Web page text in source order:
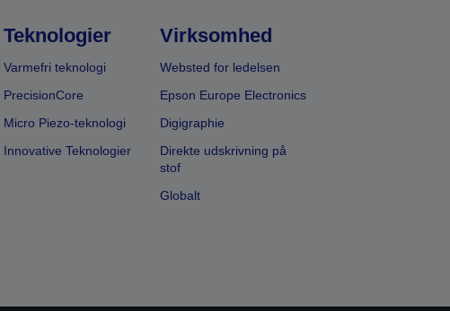
Teknologier
Varmefri teknologi
PrecisionCore
Micro Piezo-teknologi
Innovative Teknologier
Virksomhed
Websted for ledelsen
Epson Europe Electronics
Digigraphie
Direkte udskrivning på
stof
Globalt